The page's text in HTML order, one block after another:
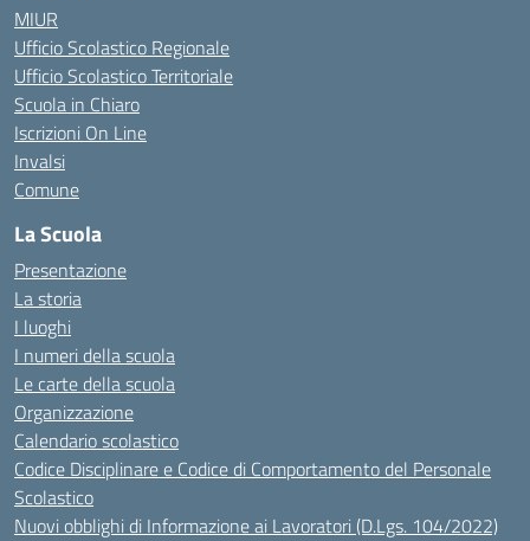
MIUR
Ufficio Scolastico Regionale
Ufficio Scolastico Territoriale
Scuola in Chiaro
Iscrizioni On Line
Invalsi
Comune
La Scuola
Presentazione
La storia
I luoghi
I numeri della scuola
Le carte della scuola
Organizzazione
Calendario scolastico
Codice Disciplinare e Codice di Comportamento del Personale
Scolastico
Nuovi obblighi di Informazione ai Lavoratori (D.Lgs. 104/2022)